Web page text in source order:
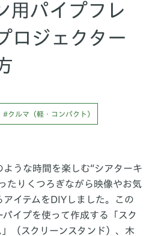
用パイプフレ
ロジェクター
#クルマ（軽・コンパクト）
うな時間を楽しむ“シアターキ
たりくつろぎながら映像やお気
イテムをDIYしました。この
イプを使って作成する「スク
（スクリーンスタンド）、木